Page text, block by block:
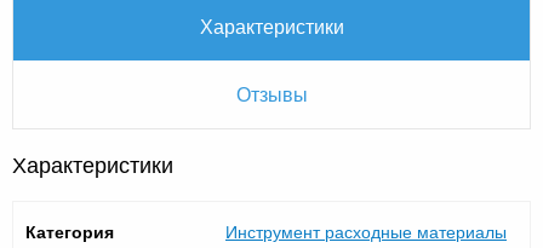
Характеристики
Отзывы
Характеристики
Категория Инструмент расходные материалы